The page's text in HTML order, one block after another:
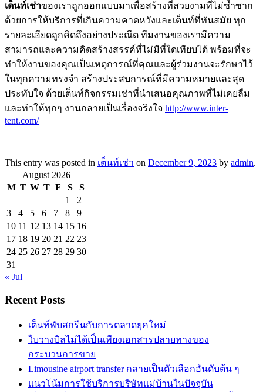
เต็นท์เช่าของเราถูกออกแบบมาเพื่อสร้างที่สวยงามที่ไม่ซ้ำซาก
ด้วยการให้บริการที่เกินความคาดหวังและเต็นท์ที่ทันสมัย ทุก
รายละเอียดถูกคิดถึงอย่างประณีต ทีมงานของเรามีความ
สามารถและความคิดสร้างสรรค์ที่ไม่มีที่ใดเทียบได้ พร้อมที่จะ
ทำให้งานของคุณเป็นเหตุการณ์ที่คุณและผู้ร่วมงานจะรักษาไว้
ในทุกความทรงจำ สร้างประสบการณ์ที่มีความหมายและสุด
ประทับใจ ด้วยเต็นท์กิจกรรมเช่าที่นำเสนอคุณภาพที่ไม่เคยลืม
และทำให้ทุกๆ งานกลายเป็นเรื่องจริงใจ http://www.inter-
tent.com/
This entry was posted in เต็นท์เช่า on December 9, 2023 by admin.
August 2026
M T W T F S
S
1
2
3
4 5 6 7 8
9
10 11 12 13 14 15 16
17 18 19 20 21 22 23
24 25 26 27 28 29 30
31
« Jul
Recent Posts
เต็นท์พับสกรีนกับการตลาดยุคใหม่
ใบวางบิลไม่ได้เป็นเพียงเอกสารปลายทางของ
กระบวนการขาย
Limousine airport transfer กลายเป็นตัวเลือกอันดับต้น ๆ
แนวโน้มการใช้บริการบริษัทแม่บ้านในปัจจุบัน